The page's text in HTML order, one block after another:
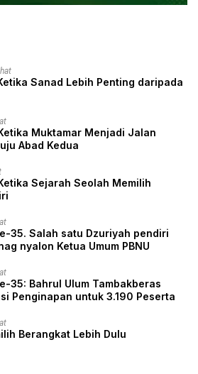
Sanad Lebih Penting daripada
Muktamar Menjadi Jalan
Abad Kedua
Sejarah Seolah Memilih
35. Salah satu Dzuriyah pendiri
nyalon Ketua Umum PBNU
35: Bahrul Ulum Tambakberas
Penginapan untuk 3.190 Peserta
Berangkat Lebih Dulu